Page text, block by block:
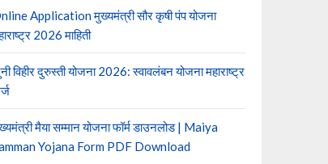
Application मुख्यमंत्री सौर कृषी पंप योजना
2026 माहिती
विहीर दुरुस्ती योजना 2026: स्वावलंबन योजना महाराष्ट्र
मैया सम्मान योजना फॉर्म डाउनलोड | Maiya
Yojana Form PDF Download